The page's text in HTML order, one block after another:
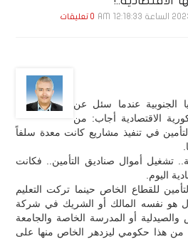
0 تعليقات
الجنوبية عندما سئل عن
الاقتصادية أجاب: من
في تنفيذ مشاريع كانت معدة سلفاً
تشغيل أموال صناديق التأمين.. فكانت
اليوم.
للقطاع الخاص حينما تركت التعليم
هو نفسه المالك أو الشريك في شركة
أو المدرسة الخاصة والجامعة
من هذا حكومي ليزدهر الخاص منها على